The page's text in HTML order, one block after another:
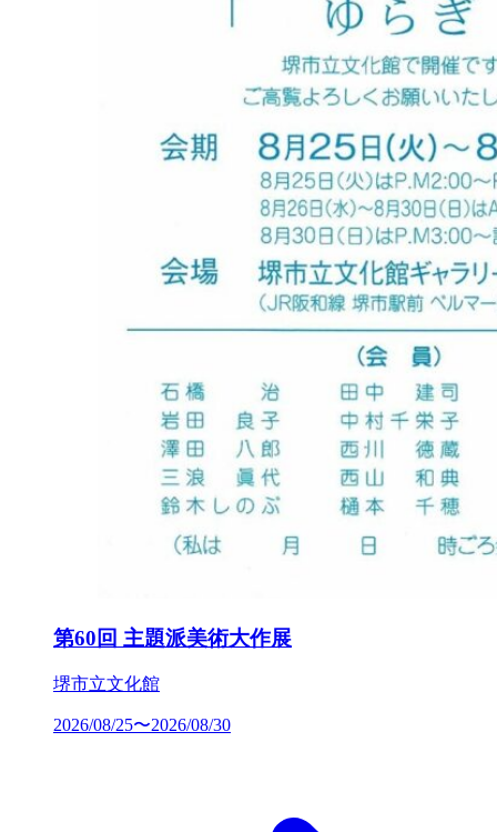
第60回 主題派美術大作展
堺市立文化館
2026/08/25〜2026/08/30